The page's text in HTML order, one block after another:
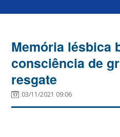
Memória lésbica
consciência de
resgate
03/11/2021 09:06